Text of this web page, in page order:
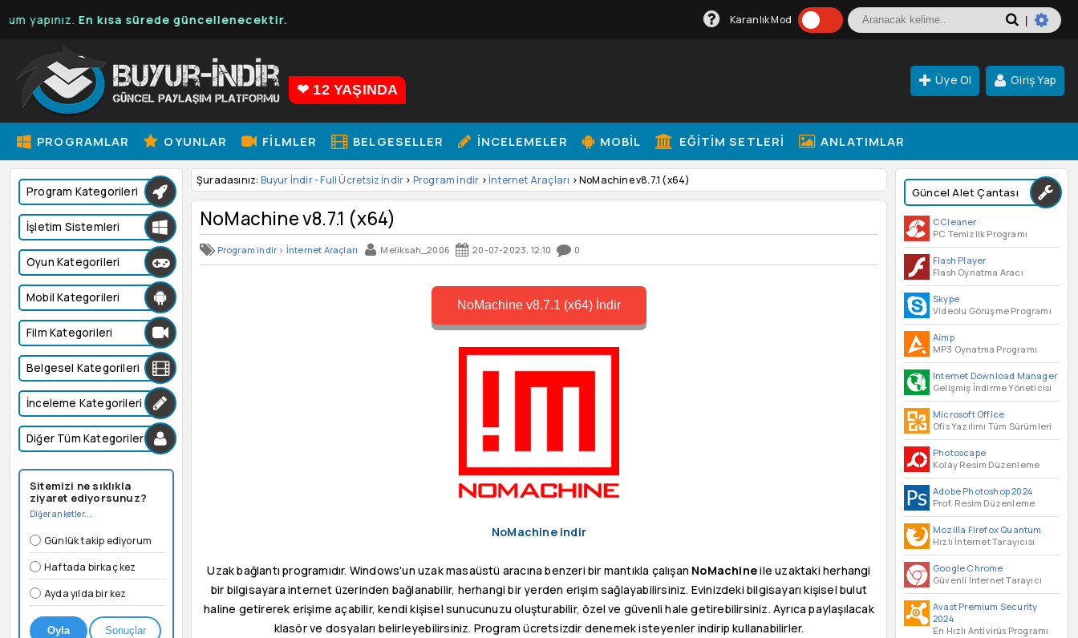
En kısa sürede güncellenecektir. Karanlık Mod
❤ 12 YAŞINDA
Üye Ol Giriş Yap
PROGRAMLAR OYUNLAR FILMLER BELGESELLER İNCELEMELER MOBIL EĞITIM SETLERI ANLATIMLAR
Güncel Alet Çantası
CCleaner
PC Temizlik Programı
Flash Player
Flash Oynatma Aracı
Skype
Videolu Görüşme Programı
Aimp
MP3 Oynatma Programı
Internet Download Manager
Gelişmiş İndirme Yöneticisi
Microsoft Office
Ofis Yazılımı Tüm Sürümleri
Photoscape
Kolay Resim Düzenleme
Adobe Photoshop 2024
Prof. Resim Düzenleme
Mozilla Firefox Quantum
Hızlı İnternet Tarayıcısı
Google Chrome
Güvenli İnternet Tarayıcı
Avast Premium Security
2024
En Hızlı Antivirüs Programı
Program Kategorileri
İşletim Sistemleri
Oyun Kategorileri
Mobil Kategorileri
Film Kategorileri
Belgesel Kategorileri
İnceleme Kategorileri
Diğer Tüm Kategoriler
Sitemizi ne sıklıkla
ziyaret ediyorsunuz?
Diğer anketler...
Günlük takip ediyorum
Haftada birkaç kez
Ayda yılda bir kez
Oyla Sonuçlar
Şuradasınız: Buyur İndir - Full Ücretsiz İndir > Program indir > İnternet Araçları > NoMachine v8.7.1 (x64)
NoMachine v8.7.1 (x64)
Program indir > İnternet Araçları Meliksah_2006 20-07-2023, 12:10 0
NoMachine v8.7.1 (x64) İndir
NoMachine indir
Uzak bağlantı programıdır. Windows'un uzak masaüstü aracına benzeri bir mantıkla çalışan NoMachineile uzaktaki herhangi
bir bilgisayara internet üzerinden bağlanabilir, herhangi bir yerden erişim sağlayabilirsiniz. Evinizdeki bilgisayarı kişisel bulut
haline getirerek erişime açabilir, kendi kişisel sunucunuzu oluşturabilir, özel ve güvenli hale getirebilirsiniz. Ayrıca paylaşılacak
klasör ve dosyaları belirleyebilirsiniz. Program ücretsizdir denemek isteyenler indirip kullanabilirler.